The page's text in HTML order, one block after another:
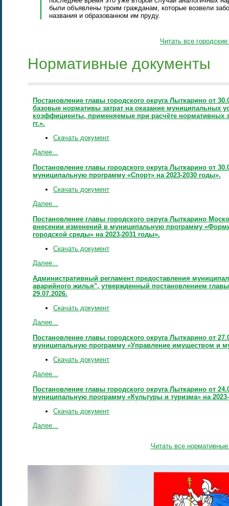
были объявлены троим гражданам, которые возвели
названия и образованном им пруду.
Читать все
Нормативные документы
Постановление главы городского округа Лыткарино от
базовые нормативы затрат на оказание муниципальных
коэффициенты, применяемые при расчёте нормативных
гг.».
Скачать документ
Далее...
Постановление главы городского округа Лыткарино от
муниципальную программу «Спорт» на 2023-2030 годы».
Скачать документ
Далее...
Постановление главы городского округа Лыткарино
внесении изменений в муниципальную программу
городской среды» на 2023-2031 годы».
Скачать документ
Далее...
Административный регламент предоставления
аварийного жилья", утвержденный постановлением
29.07.2026.
Скачать документ
Далее...
Постановление главы городского округа Лыткарино от
муниципальную программу «Управление имуществом и
Скачать документ
Далее...
Постановление главы городского округа Лыткарино от
муниципальную программу «Культуры и туризма» на
Скачать документ
Далее...
Читать все